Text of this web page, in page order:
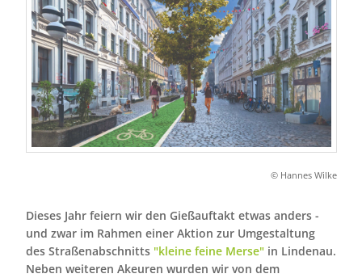
© Hannes Wilke
Dieses Jahr feiern wir den Gießauftakt etwas anders -
und zwar im Rahmen einer Aktion zur Umgestaltung
des Straßenabschnitts "kleine feine Merse"in Lindenau.
Neben weiteren Akeuren wurden wir von dem